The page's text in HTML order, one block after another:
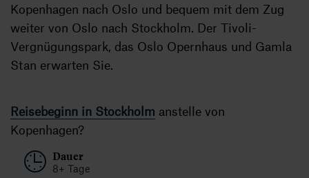
Kopenhagen nach Oslo und bequem mit dem Zug
weiter von Oslo nach Stockholm. Der Tivoli-
Vergnügungspark, das Oslo Opernhaus und Gamla
Stan erwarten Sie.
Reisebeginn in Stockholm anstelle von
Kopenhagen?
Dauer
8+ Tage